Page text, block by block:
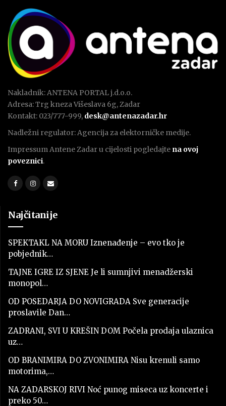
Nakladnik: ANTENA PORTAL j.d.o.o.
Adresa: Trg kneza Višeslava 6g, Zadar
Kontakt: 023/777-999, desk@antenazadar.hr
Nadležni regulator: Agencija za elektorničke medije.
Impressum Antene Zadar u cijelosti pogledajte na ovoj
poveznici.
Najčitanije
SPEKTAKL NA MORU Iznenađenje – evo tko je
pobjednik…
TAJNE IGRE IZ SJENE Je li sumnjivi menadžerski
monopol…
OD POSEDARJA DO NOVIGRADA Sve generacije
proslavile Dan…
ZADRANI, SVI U KREŠIN DOM Počela prodaja ulaznica
uz…
OD BRANIMIRA DO ZVONIMIRA Nisu krenuli samo
motorima,…
NA ZADARSKOJ RIVI Noć punog miseca uz koncerte i
preko 50…